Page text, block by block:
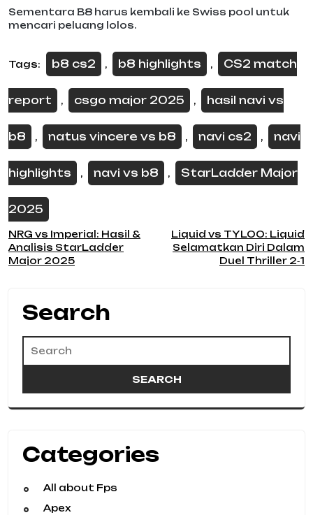
Sementara B8 harus kembali ke Swiss pool untuk
mencari peluang lolos.
Tags: b8 cs2 , b8 highlights , CS2 match
report , csgo major 2025 , hasil navi vs
b8 , natus vincere vs b8 , navi cs2 , navi
highlights , navi vs b8 , StarLadder Major
2025
Post
navigation
NRG vs Imperial: Hasil &
Analisis StarLadder
Major 2025
Liquid vs TYLOO: Liquid
Selamatkan Diri Dalam
Duel Thriller 2‑1
Search
Categories
All about Fps
Apex